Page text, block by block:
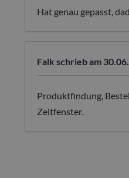
Hat genau gepasst,
Falk schrieb am
Produktfindung,
Zeitfenster.